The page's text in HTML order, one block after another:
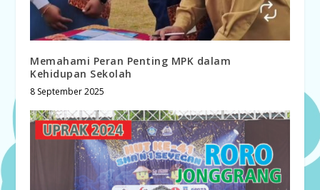
Memahami Peran Penting MPK dalam
Kehidupan Sekolah
8 September 2025